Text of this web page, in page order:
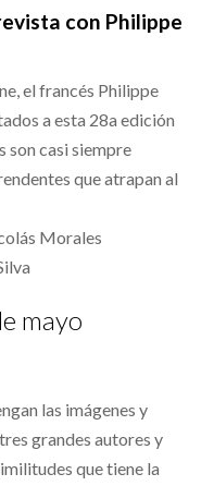
con Philippe
el francés Philippe
a esta 28a edición
son casi siempre
que atrapan al
Morales
mayo
las imágenes y
grandes autores y
que tiene la